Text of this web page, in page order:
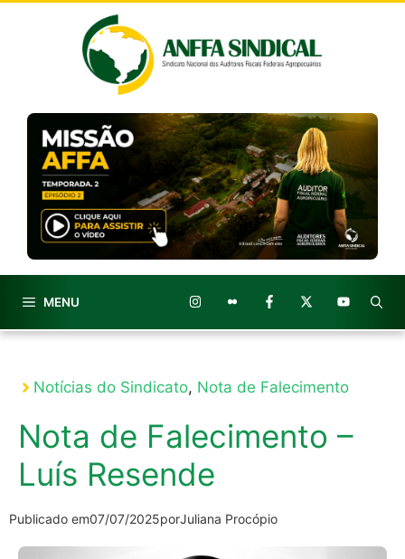
MENU
Notícias do Sindicato, Nota de Falecimento
Nota de Falecimento –
Luís Resende
Publicado em07/07/2025porJuliana Procópio